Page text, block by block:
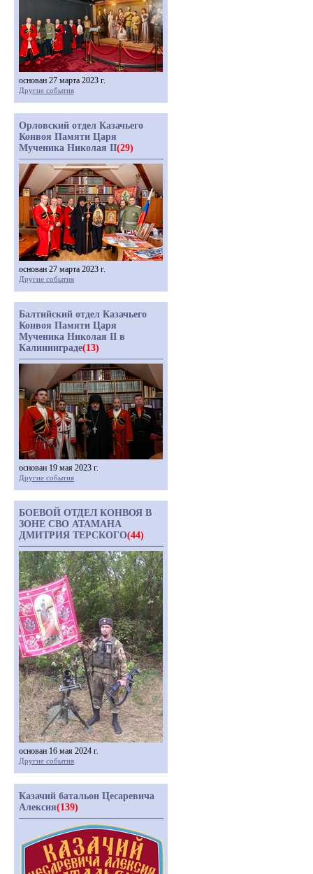
основан 27 марта 2023 г.
Другие события
Орловский отдел Казачьего
Конвоя Памяти Царя
Мученика Николая II(29)
основан 27 марта 2023 г.
Другие события
Балтийский отдел Казачьего
Конвоя Памяти Царя
Мученика Николая II в
Калининграде(13)
основан 19 мая 2023 г.
Другие события
БОЕВОЙ ОТДЕЛ КОНВОЯ В
ЗОНЕ СВО АТАМАНА
ДМИТРИЯ ТЕРСКОГО(44)
основан 16 мая 2024 г.
Другие события
Казачий батальон Цесаревича
Алексия(139)